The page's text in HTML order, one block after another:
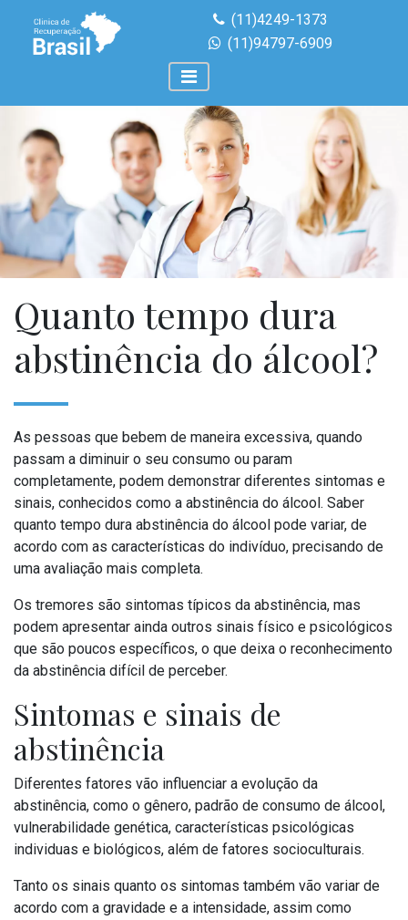
(11)4249-1373
(11)94797-6909
Quanto tempo dura
abstinência do álcool?
As pessoas que bebem de maneira excessiva, quando
passam a diminuir o seu consumo ou param
completamente, podem demonstrar diferentes sintomas e
sinais, conhecidos como a abstinência do álcool. Saber
quanto tempo dura abstinência do álcool pode variar, de
acordo com as características do indivíduo, precisando de
uma avaliação mais completa.
Os tremores são sintomas típicos da abstinência, mas
podem apresentar ainda outros sinais físico e psicológicos
que são poucos específicos, o que deixa o reconhecimento
da abstinência difícil de perceber.
Sintomas e sinais de
abstinência
Diferentes fatores vão influenciar a evolução da
abstinência, como o gênero, padrão de consumo de álcool,
vulnerabilidade genética, características psicológicas
individuas e biológicos, além de fatores socioculturais.
Tanto os sinais quanto os sintomas também vão variar de
acordo com a gravidade e a intensidade, assim como